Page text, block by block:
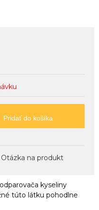
Pridať do košíka
Otázka na produkt
kyseliny
túto látku pohodlne